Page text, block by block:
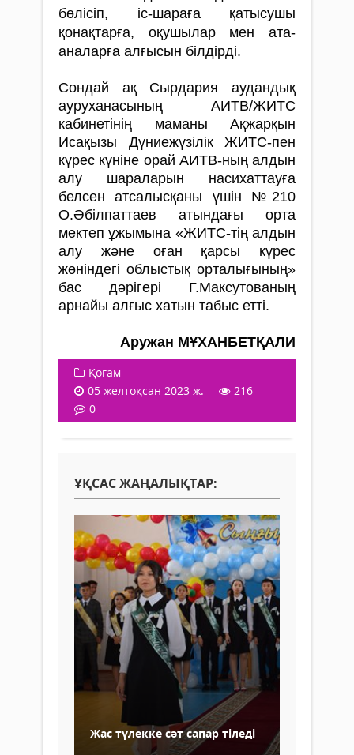
бөлісіп, іс-шараға қатысушы
қонақтарға, оқушылар мен ата-
аналарға алғысын білдірді.
Сондай ақ Сырдария аудандық
ауруханасының АИТВ/ЖИТС
кабинетінің маманы Ақжарқын
Исақызы Дүниежүзілік ЖИТС-пен
күрес күніне орай АИТВ-ның алдын
алу шараларын насихаттауға
белсен атсалысқаны үшін №210
О.Әбілпаттаев атындағы орта
мектеп ұжымына «ЖИТС-тің алдын
алу және оған қарсы күрес
жөніндегі облыстық орталығының»
бас дәрігері Г.Максутованың
арнайы алғыс хатын табыс етті.
Аружан МҰХАНБЕТҚАЛИ
Қоғам
05 желтоқсан 2023 ж.
216
0
ҰҚСАС ЖАҢАЛЫҚТАР:
Жас түлекке сәт сапар тіледі